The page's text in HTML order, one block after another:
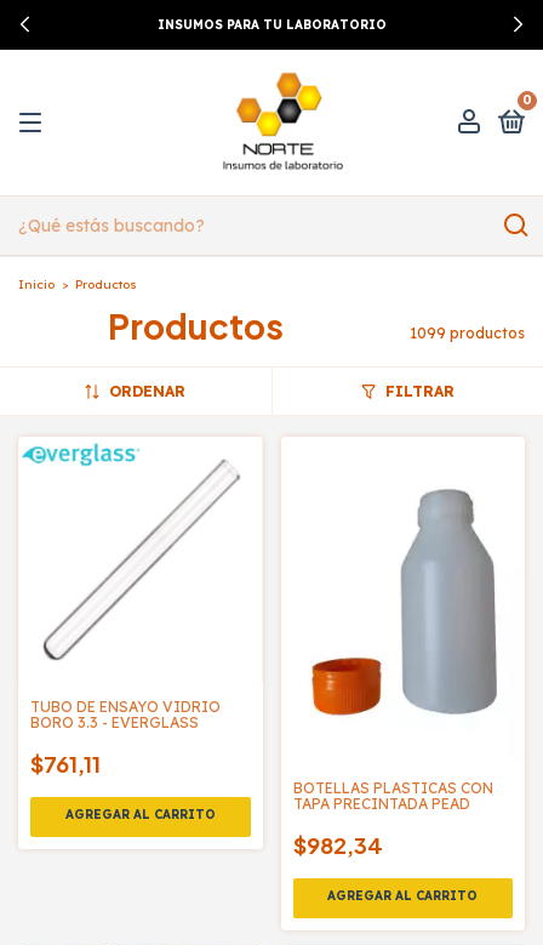
INSUMOS PARA TU LABORATORIO
0
Inicio > Productos
Productos 1099 productos
ORDENAR FILTRAR
TUBO DE ENSAYO VIDRIO
BORO 3.3 - EVERGLASS
$761,11
BOTELLAS PLASTICAS CON
TAPA PRECINTADA PEAD
$982,34